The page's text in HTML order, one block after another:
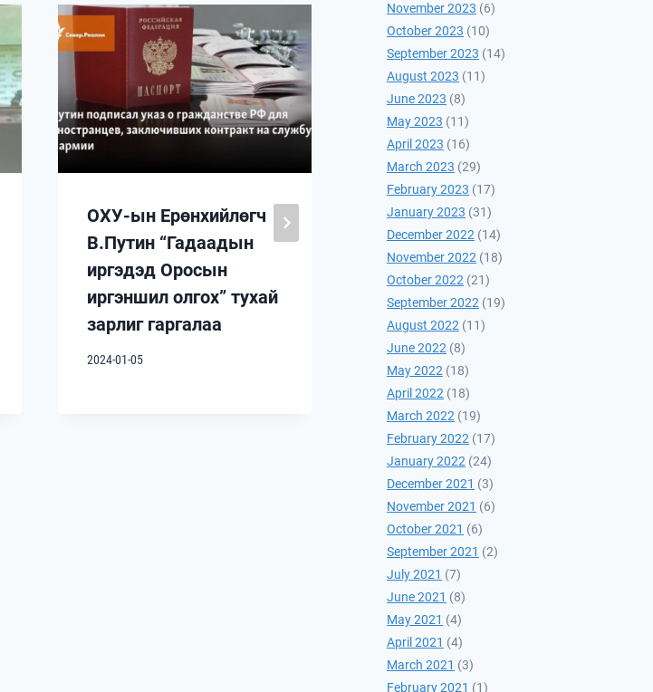
ОХУ-ын Ерөнхийлөгч
В.Путин “Гадаадын
иргэдэд Оросын
иргэншил олгох” тухай
зарлиг гаргалаа
2024-01-05
“COVID-19-ИЙН
ДАРААХ ТӨВ АЗИЙН
ТОГТВОРТОЙ
БАЙДАЛ” СЭДЭВТ
ЦАХИМ СЕМИНАРТ
ОРОЛЦЛОО
2021-04-13
November 2023 (6)
October 2023 (10)
September 2023 (14)
August 2023 (11)
June 2023 (8)
May 2023 (11)
April 2023 (16)
March 2023 (29)
February 2023 (17)
January 2023 (31)
December 2022 (14)
November 2022 (18)
October 2022 (21)
September 2022 (19)
August 2022 (11)
June 2022 (8)
May 2022 (18)
April 2022 (18)
March 2022 (19)
February 2022 (17)
January 2022 (24)
December 2021 (3)
November 2021 (6)
October 2021 (6)
September 2021 (2)
July 2021 (7)
June 2021 (8)
May 2021 (4)
April 2021 (4)
March 2021 (3)
February 2021 (1)